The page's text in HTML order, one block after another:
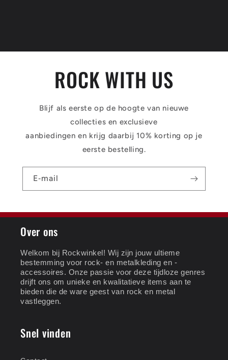
ROCK WITH US
Blijf als eerste op de hoogte van nieuwe
collecties en exclusieve
aanbiedingen en krijg daarbij 10% korting op je
eerste bestelling.
E‑mail
Over ons
Welkom bij Rockwinkel! Wij zijn jouw ultieme
bestemming voor rock- en metalkleding en -
accessoires. Onze passie voor deze tijdloze genres
drijft ons om unieke en kwalitatieve items aan te
bieden die de ware geest van rock en metal
vastleggen.
Snel vinden